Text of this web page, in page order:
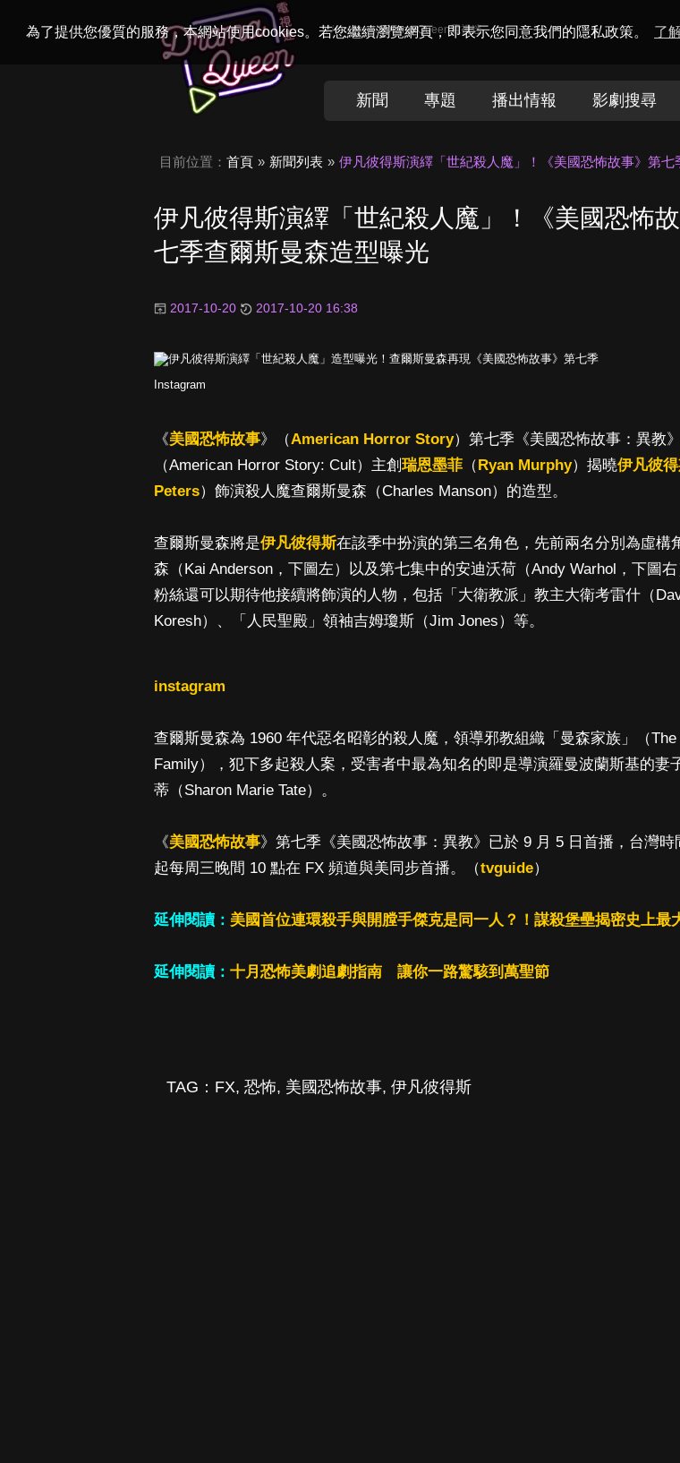
為了提供您優質的服務，本網站使用cookies。若您繼續瀏覽網頁，即表示您同意我們的隱私政策。 了
Welcome toDramaQueen電視迷
新聞 專題 播出情報 影劇搜尋
目前位置： 首頁 新聞列表 伊凡彼得斯演繹「世紀殺人魔」！《美國恐怖故事》第
伊凡彼得斯演繹「世紀殺人魔」！《美國恐怖
七季查爾斯曼森造型曝光
2017-10-20 2017-10-20 16:38
Instagram
《美國恐怖故事》（American Horror Story）第七季《美國恐怖故事：異教》
（American Horror Story: Cult）主創瑞恩墨菲 （Ryan Murphy）揭曉伊凡彼
Peters）飾演殺人魔查爾斯曼森（Charles Manson）的造型。
查爾斯曼森將是伊凡彼得斯在該季中扮演的第三名角色，先前兩名分別為虛構
森（Kai Anderson，下圖左）以及第七集中的安迪沃荷（Andy Warhol，下圖右
粉絲還可以期待他接續將飾演的人物，包括「大衛教派」教主大衛考雷什（
Koresh）、「人民聖殿」領袖吉姆瓊斯（Jim Jones）等。
instagram
查爾斯曼森為 1960 年代惡名昭彰的殺人魔，領導邪教組織「曼森家族」（The
Family），犯下多起殺人案，受害者中最為知名的即是導演羅曼波蘭斯基的妻
蒂（Sharon Marie Tate）。
《美國恐怖故事》第七季《美國恐怖故事：異教》已於 9 月 5 日首播，台灣時
起每周三晚間 10 點在 FX 頻道與美同步首播。（tvguide）
延伸閱讀： 美國首位連環殺手與開膛手傑克是同一人？！謀殺堡壘揭密史上最
延伸閱讀： 十月恐怖美劇追劇指南 讓你一路驚駭到萬聖節
TAG： FX, 恐怖, 美國恐怖故事, 伊凡彼得斯